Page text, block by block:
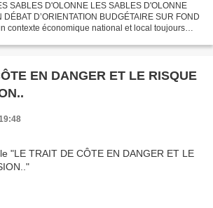
SABLES D'OLONNE LES SABLES D'OLONNE
D’ORIENTATION BUDGÉTAIRE SUR FOND
contexte économique national et local toujours
EN DANGER ET LE RISQUE